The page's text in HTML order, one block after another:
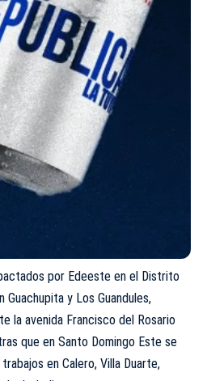
por Edeeste en el Distrito
Guachupita y Los Guandules,
la avenida Francisco del Rosario
que en Santo Domingo Este se
en Calero, Villa Duarte,